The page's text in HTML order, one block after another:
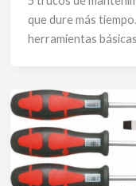
que dure más
herramientas básicas